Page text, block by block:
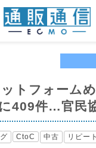
トフォーム
409件…官民
CtoC 中古 リピー